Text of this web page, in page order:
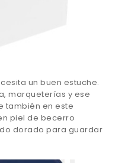
un buen estuche.
marqueterías y ese
también en este
piel de becerro
dorado para guardar